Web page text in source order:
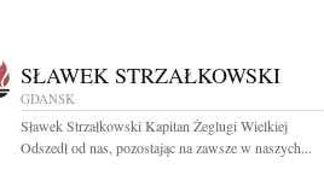
SŁAWEK STRZAŁKOWSKI
GDAŃSK
Sławek Strzałkowski Kapitan Żeglugi Wielkiej
Odszedł od nas, pozostając na zawsze w naszych...